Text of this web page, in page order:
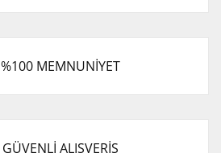
%100 MEMNUNİYET
GÜVENLİ ALIŞVERİŞ